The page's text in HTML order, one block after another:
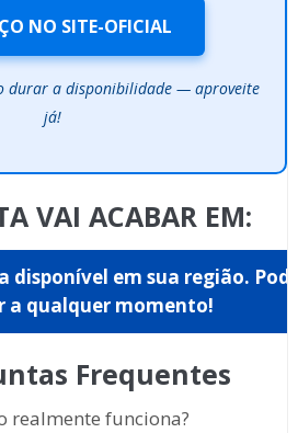
NO SITE-OFICIAL
durar a disponibilidade — aproveite
já!
VAI ACABAR EM:
disponível em sua região.
a qualquer momento!
Frequentes
realmente funciona?